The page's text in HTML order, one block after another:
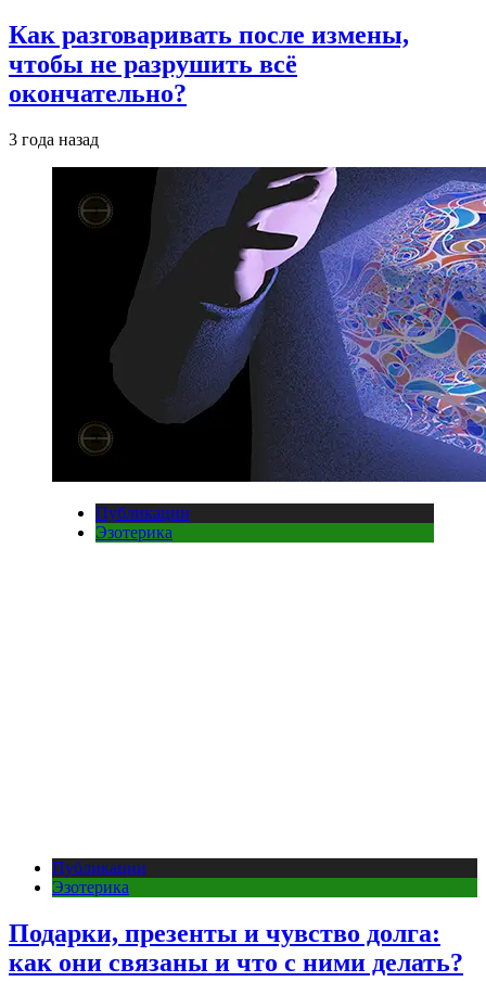
Как разговаривать после измены,
чтобы не разрушить всё
окончательно?
3 года назад
Публикации
Эзотерика
Публикации
Эзотерика
Подарки, презенты и чувство долга:
как они связаны и что с ними делать?